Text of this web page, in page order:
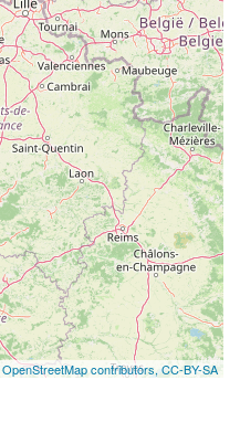
OpenStreetMap contributors, CC-BY-SA